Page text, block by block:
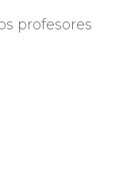
profesores